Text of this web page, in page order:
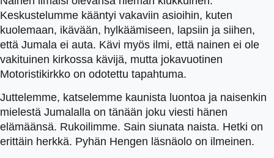
Keskustelumme kääntyi vakaviin asioihin, kuten
kuolemaan, ikävään, hylkäämiseen, lapsiin ja siihen,
että Jumala ei auta. Kävi myös ilmi, että nainen ei ole
vakituinen kirkossa kävijä, mutta jokavuotinen
Motoristikirkko on odotettu tapahtuma.
Juttelemme, katselemme kaunista luontoa ja naisenkin
mielestä Jumalalla on tänään joku viesti hänen
elämäänsä. Rukoilimme. Sain siunata naista. Hetki on
erittäin herkkä. Pyhän Hengen läsnäolo on ilmeinen.